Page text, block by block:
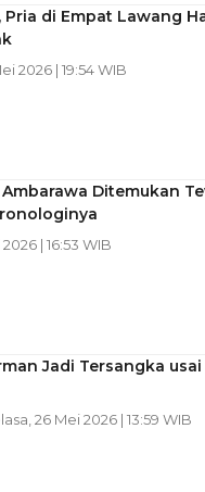
Pria di Empat Lawang
2026 | 19:54 WIB
Ditemukan
| 16:53 WIB
Jadi Tersangka
26 Mei 2026 | 13:59 WIB